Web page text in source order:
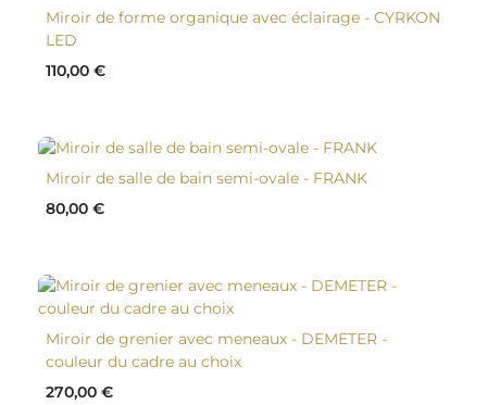
Miroir de forme organique avec éclairage - CYRKON
LED
110,00 €
Miroir de salle de bain semi-ovale - FRANK
80,00 €
Miroir de grenier avec meneaux - DEMETER -
couleur du cadre au choix
270,00 €